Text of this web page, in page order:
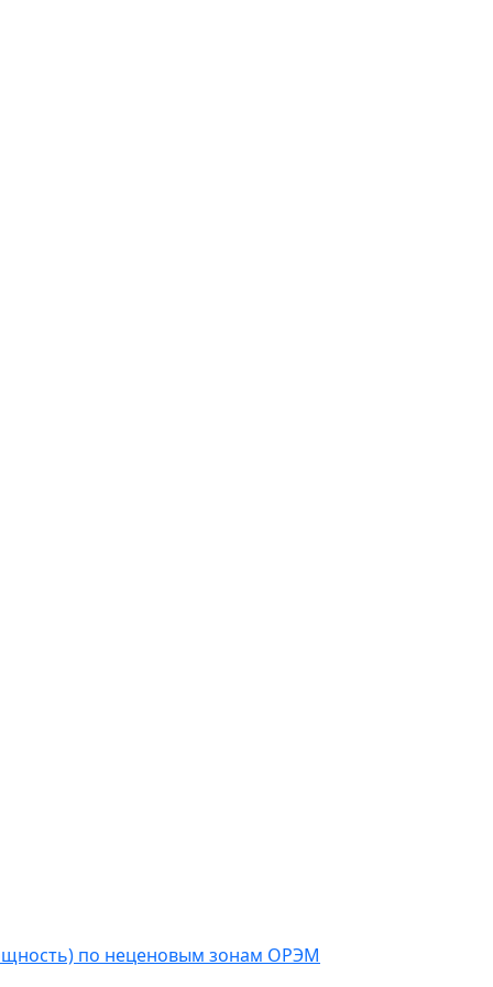
по неценовым зонам ОРЭМ